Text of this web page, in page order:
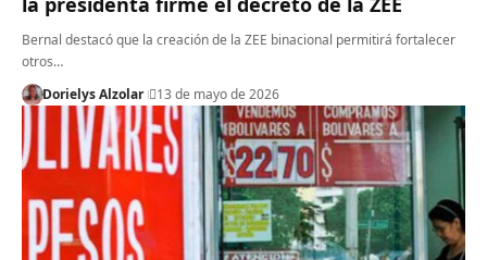
Bernal destacó que la creación de la ZEE binacional permitirá fortalecer
otros…
Dorielys Alzolar
13 de mayo de 2026